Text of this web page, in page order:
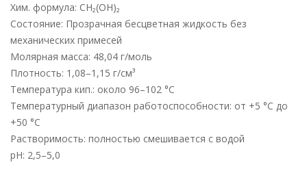
Хим. формула: CH₂(OH)₂
Состояние: Прозрачная бесцветная жидкость без
механических примесей
Молярная масса: 48,04 г/моль
Плотность: 1,08–1,15 г/см³
Температура кип.: около 96–102 °C
Температурный диапазон работоспособности: от +5 °C до
+50 °C
Растворимость: полностью смешивается с водой
pH: 2,5–5,0